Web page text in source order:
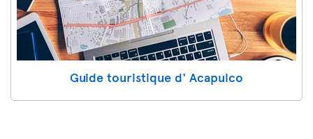
Guide touristique d' Acapulco